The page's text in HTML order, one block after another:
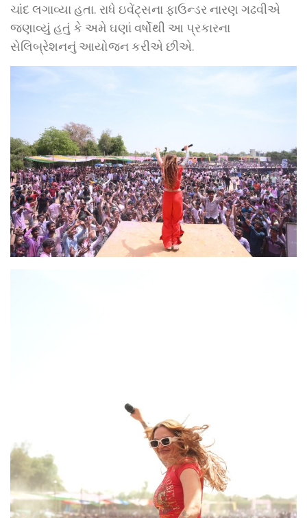
ચાંદ લગાવ્યા હતા. રાધે ઇવેંટ્સના ફાઉન્ડર નારણ ગઢવીએ
જણાવ્યું હતું કે અમે ઘણાં વર્ષોથી આ પ્રકારના
સેલિબ્રેશનનું આયોજન કરીએ છીએ.